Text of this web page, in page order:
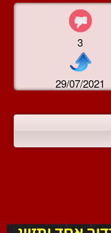
3
29/07/2021